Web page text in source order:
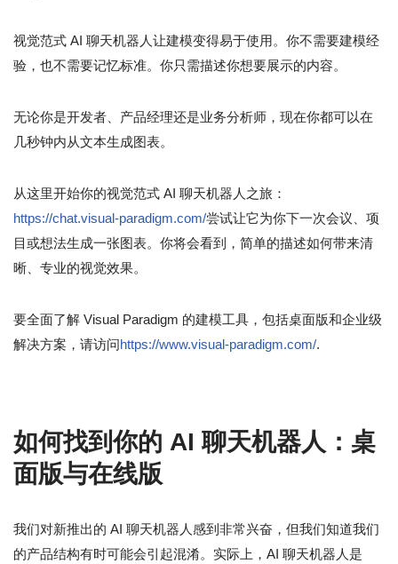
视觉范式 AI 聊天机器人让建模变得易于使用。你不需要建模经
验，也不需要记忆标准。你只需描述你想要展示的内容。
无论你是开发者、产品经理还是业务分析师，现在你都可以在
几秒钟内从文本生成图表。
从这里开始你的视觉范式 AI 聊天机器人之旅：
https://chat.visual-paradigm.com/尝试让它为你下一次会议、项
目或想法生成一张图表。你将会看到，简单的描述如何带来清
晰、专业的视觉效果。
要全面了解 Visual Paradigm 的建模工具，包括桌面版和企业级
解决方案，请访问https://www.visual-paradigm.com/.
如何找到你的 AI 聊天机器人：桌
面版与在线版
我们对新推出的 AI 聊天机器人感到非常兴奋，但我们知道我们
的产品结构有时可能会引起混淆。实际上，AI 聊天机器人是